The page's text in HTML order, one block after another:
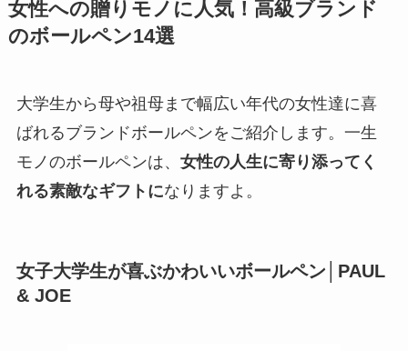
女性への贈りモノに人気！高級ブランド
のボールペン14選
大学生から母や祖母まで幅広い年代の女性達に喜
ばれるブランドボールペンをご紹介します。一生
モノのボールペンは、 女性の人生に寄り添ってく
れる素敵なギフトになりますよ。
女子大学生が喜ぶかわいいボールペン│PAUL
& JOE